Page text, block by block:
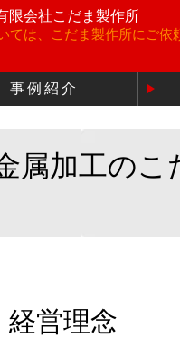
限会社こだま製作所
は、こだま製作所にご依
事例紹介
属加工のこ
経営理念